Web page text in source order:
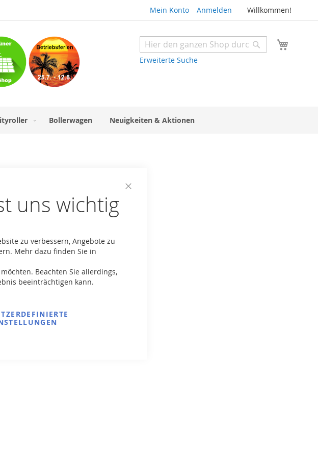
uns wichtig
zu verbessern, Angebote zu
Mehr dazu finden Sie in
Beachten Sie allerdings,
beeinträchtigen kann.
Mein Konto Anmelden Willkommen!
Suche
Erweiterte Suche
Suche
Bollerwagen Neuigkeiten & Aktionen